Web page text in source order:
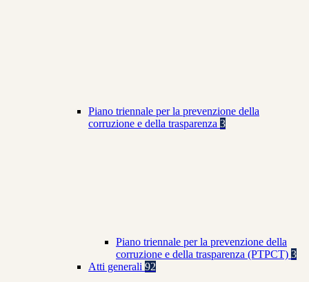
Piano triennale per la prevenzione della
corruzione e della trasparenza 3
Piano triennale per la prevenzione della
corruzione e della trasparenza (PTPCT) 3
Atti generali 92